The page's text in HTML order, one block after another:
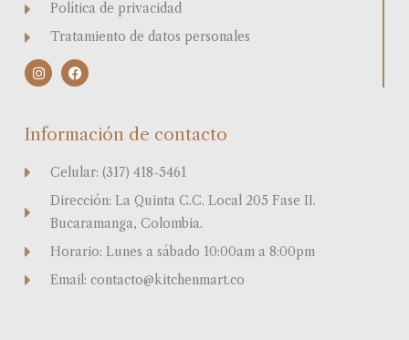
Política de privacidad
Tratamiento de datos personales
I
n
g
F
a
o
k
Información de contacto
Celular: (317) 418-5461
Dirección: La Quinta C.C. Local 205 Fase II.
Bucaramanga, Colombia.
Horario: Lunes a sábado 10:00am a 8:00pm
Email: contacto@kitchenmart.co